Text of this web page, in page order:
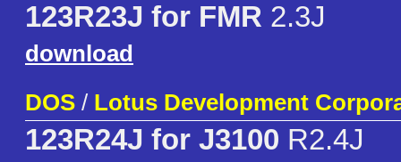
123R23J for FMR 2.3J
download
DOS / Lotus Development
123R24J for J3100 R2.4J